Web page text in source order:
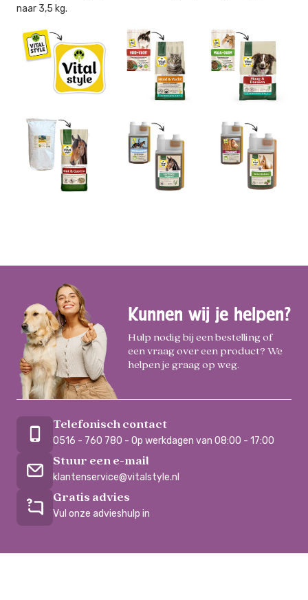
naar 3,5 kg.
Kunnen wij je helpen?
Hulp nodig bij een bestelling of
een vraag over een product? We
helpen je graag op weg.
Telefonisch contact
0516 - 760 780 - Op werkdagen van 08:00 - 17:00
Stuur een e-mail
klantenservice@vitalstyle.nl
Gratis advies
Vul onze advieshulp in